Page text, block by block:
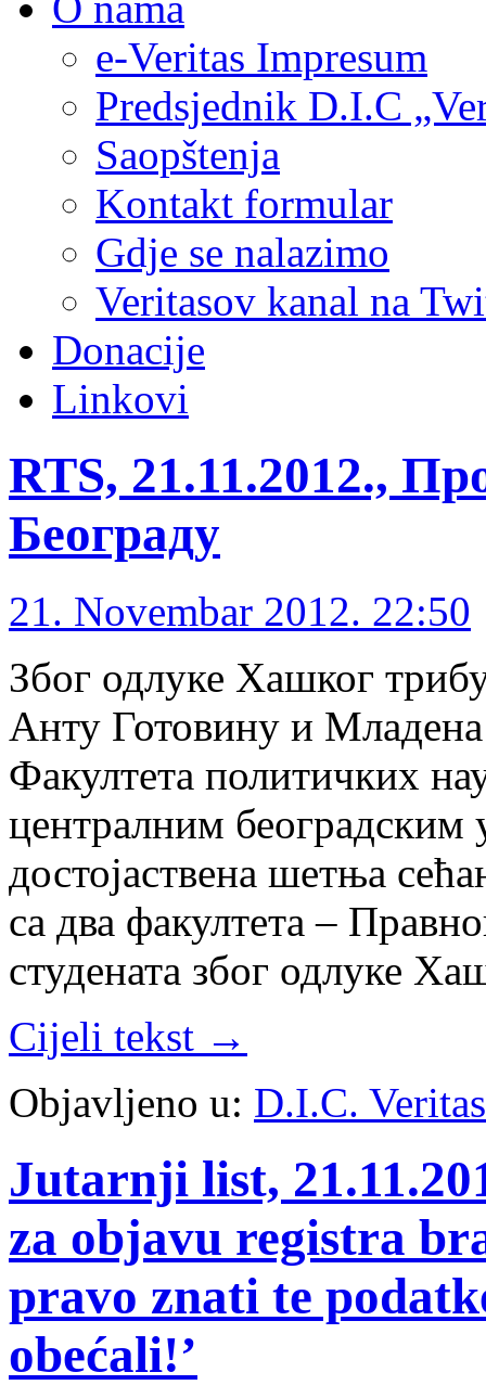
e-Veritas Impresum
Predsjednik D.I.C
Saopštenja
Kontakt formular
Gdje se nalazimo
Veritasov kanal na
Donacije
Linkovi
RTS, 21.11.2012.,
Београду
21. Novembar 2012. 22:50
Због одлуке Хашког
Анту Готовину и
Факултета политичких
централним
достојаствена шетња
са два факултета –
студената због одлуке
Cijeli tekst →
Objavljeno u: D.I.C.
Jutarnji list,
za objavu registra
pravo znati te
obećali!’